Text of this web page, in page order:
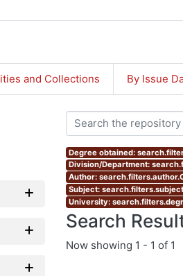
and Collections By Issue
Degree obtained:
Division/Department:
Author:
Subject:
University:
Search
Now showing 1 - 1 of 1